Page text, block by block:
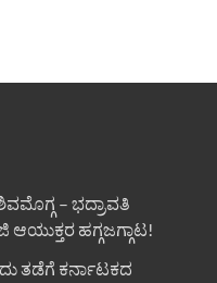
– ಭದ್ರಾವತಿ
ಆಯುಕ್ತರ ಹಗ್ಗಜಗ್ಗಾಟ!
ತಡೆಗೆ ಕರ್ನಾಟಕದ